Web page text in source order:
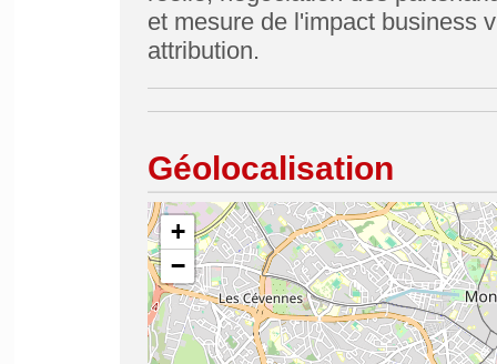
et mesure de l'impact business
attribution.
Géolocalisation
+
−